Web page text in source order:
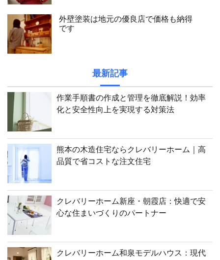
外壁塗装は地元の優良店で価格も納得
です
最新記事
作業手順書の作成と管理を徹底解説！効率
化と安全性向上を実現する対策法
熊本の木造住宅ならクレバリーホーム｜高
品質で省コストな注文住宅
クレバリーホーム新座・朝霞店：快適で安
心な住まいづくりのパートナー
クレバリーホーム和泉モデルハウス：現代